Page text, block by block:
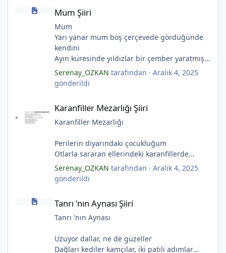
(Serenay Özkan, Viata)
Mum Şiiri
Mum
Yarı yanar mum boş çerçevede gördüğünde
kendini
Ayın küresinde yıldızlar bir çember yaratmış
Çocukların rüyalarını.
Gıcırdayan tahta evimizdeki mumlar
Bizi bizlere gösteren fenermiş.
Fenerler bir başka yanarmış.
Hayalin gerçeğinde susmayan sesini
Aşıklar evlerinde ailelerini sayarmış.
Sular ateşi söndürür derler
Aşıklar evinde ateş yükselirmiş
Çerçeveler bir olur, sokaklar birleştiğinde
Evler bir olur aşıklar evinde.
(Serenay Özkan)
Serenay_OZKAN tarafından · Aralik 4, 2025
gönderildi
Karanfiller Mezarlığı Şiiri
Karanfiller Mezarlığı
Perilerin diyarındaki çocukluğum
Otlarla sararan ellerindeki karanfillerde
Yarım kalan anneler
Pas tutan yüreklerle yeşil mezarlıkta hayaller
Tuzlu nehirdeki soğukluğum
Kuru topraklar küf tutar
Karanfiller mezarlığında.
"Karanfiller Mezarlığı" adlı şiiri Yaşama Uğraşı
Serenay_OZKAN tarafından · Aralik 4, 2025
gönderildi
Tanrı 'nın Aynası Şiiri
Tanrı 'nın Aynası
Uzuyor dallar, ne de güzeller
Dağları kediler kamçılar, iki patili adımlar